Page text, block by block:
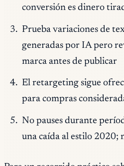
conversión es dinero
Prueba variaciones de
generadas por IA pero
marca antes de publicar
El retargeting sigue
para compras
No pauses durante
una caída al estilo 2020;